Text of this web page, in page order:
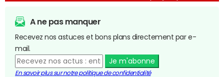
A ne pas manquer
Recevez nos astuces et bons plans directement par e-
mail.
Je m'abonne
En savoir plus sur notre politique de confidentialité